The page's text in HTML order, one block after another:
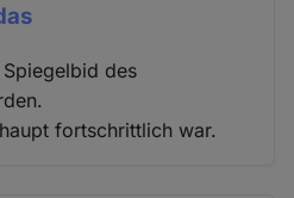
des
fortschrittlich war.